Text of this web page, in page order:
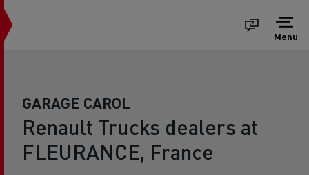
Menu
GARAGE CAROL
Renault Trucks dealers at
FLEURANCE, France